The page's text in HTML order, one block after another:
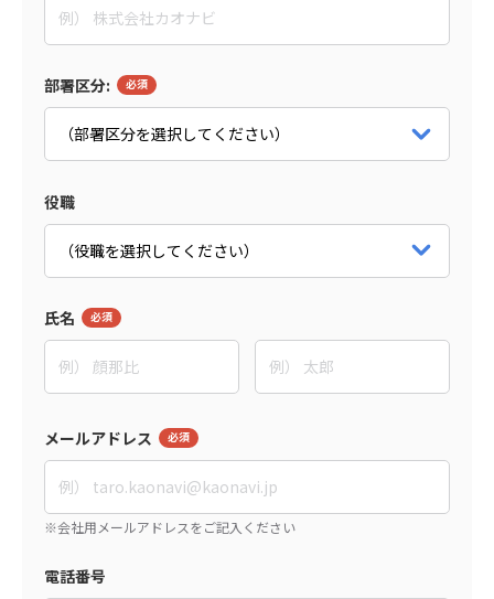
イグニション・ポイント株式会社
部署区分:
役職
氏名
メールアドレス
電話番号